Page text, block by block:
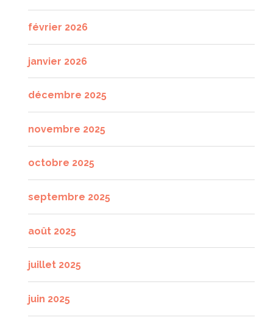
février 2026
janvier 2026
décembre 2025
novembre 2025
octobre 2025
septembre 2025
août 2025
juillet 2025
juin 2025